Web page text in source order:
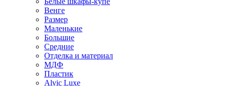
Венге
Размер
Маленькие
Большие
Средние
Отделка и материал
МДФ
Пластик
Alvic Luxe